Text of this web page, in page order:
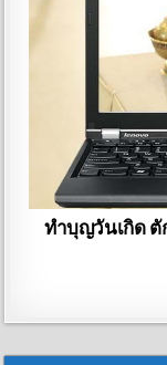
ทำบุญวันเกิด ตั